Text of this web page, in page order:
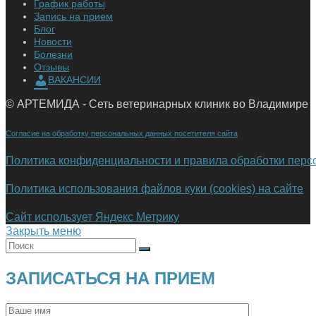
График работы
Запись на прием
Блог
Новости
Болезни
Отзывы
ВАКАНСИИ
© АРТЕМИДА - Сеть ветеринарных клиник во Владимире
Согласие на обработку персональных данных посетителя сайта
Политика конфиденциальности и правила обработки
Политика использования файлов куки (cookies) на сайте
Сайт использует Яндекс Метрику
Закрыть меню
ЗАПИСАТЬСЯ НА ПРИЕМ